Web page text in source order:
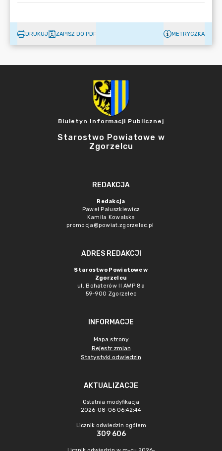
DRUKUJ ZAPISZ DO PDF METRYCZKA
Biuletyn Informacji Publicznej
Starostwo Powiatowe w
Zgorzelcu
REDAKCJA
Redakcja
Paweł Paluszkiewicz
Kamila Kowalska
promocja@powiat.zgorzelec.pl
ADRES REDAKCJI
Starostwo Powiatowe w
Zgorzelcu
ul. Bohaterów II AWP 8a
59-900 Zgorzelec
INFORMACJE
Mapa strony
Rejestr zmian
Statystyki odwiedzin
AKTUALIZACJE
Ostatnia modyfikacja
2026-08-06 06:42:44
Licznik odwiedzin ogółem
309 606